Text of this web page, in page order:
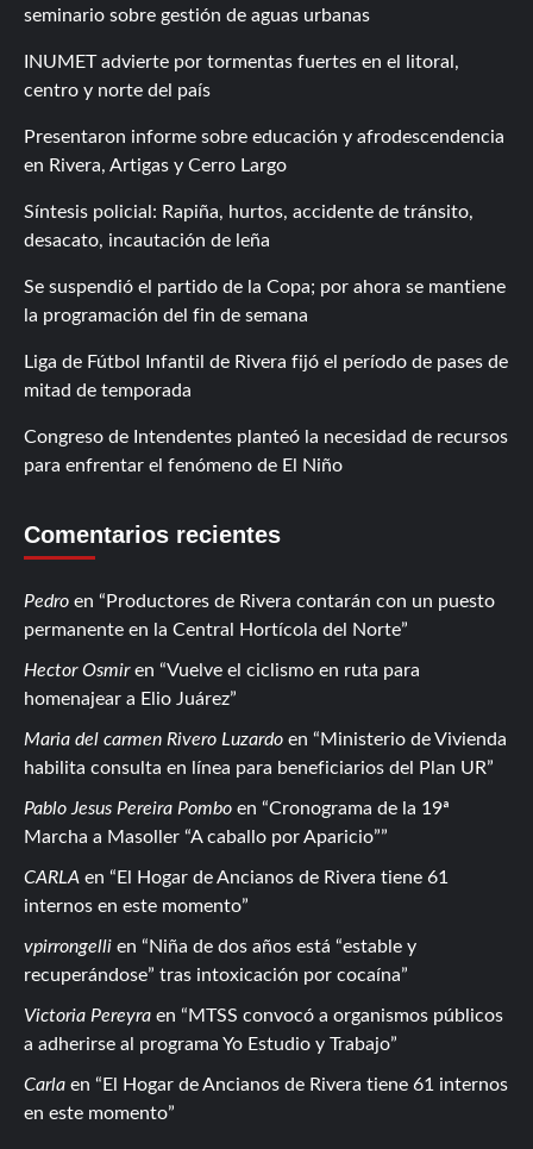
seminario sobre gestión de aguas urbanas
INUMET advierte por tormentas fuertes en el litoral,
centro y norte del país
Presentaron informe sobre educación y afrodescendencia
en Rivera, Artigas y Cerro Largo
Síntesis policial: Rapiña, hurtos, accidente de tránsito,
desacato, incautación de leña
Se suspendió el partido de la Copa; por ahora se mantiene
la programación del fin de semana
Liga de Fútbol Infantil de Rivera fijó el período de pases de
mitad de temporada
Congreso de Intendentes planteó la necesidad de recursos
para enfrentar el fenómeno de El Niño
Comentarios recientes
Pedro en
Productores de Rivera contarán con un puesto
permanente en la Central Hortícola del Norte
Hector Osmiren
Vuelve el ciclismo en ruta para
homenajear a Elio Juárez
Maria del carmen Rivero Luzardo en
Ministerio de Vivienda
habilita consulta en línea para beneficiarios del Plan UR
Pablo Jesus Pereira Pombo en
Cronograma de la 19ª
Marcha a Masoller “A caballo por Aparicio”
CARLA en
El Hogar de Ancianos de Rivera tiene 61
internos en este momento
vpirrongelli en
Niña de dos años está “estable y
recuperándose” tras intoxicación por cocaína
Victoria Pereyra en
MTSS convocó a organismos públicos
a adherirse al programa Yo Estudio y Trabajo
Carla en
El Hogar de Ancianos de Rivera tiene 61 internos
en este momento